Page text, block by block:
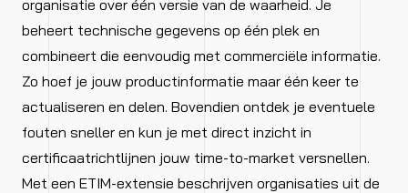
organisatie over één versie van de waarheid. Je
beheert technische gegevens op één plek en
combineert die eenvoudig met commerciële informatie.
Zo hoef je jouw productinformatie maar één keer te
actualiseren en delen. Bovendien ontdek je eventuele
fouten sneller en kun je met direct inzicht in
certificaatrichtlijnen jouw time-to-market versnellen.
Met een ETIM-extensie beschrijven organisaties uit de